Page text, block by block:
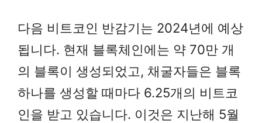
다음 비트코인 반감기는 2024년에 예상
됩니다. 현재 블록체인에는 약 70만 개
의 블록이 생성되었고, 채굴자들은 블록
하나를 생성할 때마다 6.25개의 비트코
인을 받고 있습니다. 이것은 지난해 5월